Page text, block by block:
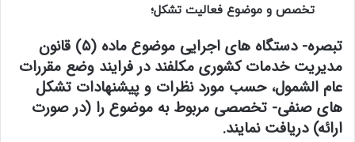
تخصص و موضوع فعالیت تشکل؛
تبصره-
دستگاه های اجرایی موضوع ماده (۵)‌ قانون
مدیریت خدمات کشوری مکلفند در فرایند وضع مقررات
عام الشمول، حسب مورد نظرات و پیشنهادات تشکل
های صنفی- تخصصی مربوط به موضوع را (در صورت
ارائه) دریافت نمایند.